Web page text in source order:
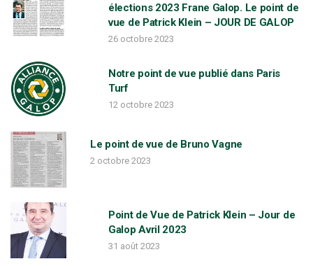
a
o
élections 2023 Frane Galop. Le point de
vue de Patrick Klein – JOUR DE GALOP
26 octobre 2023
Notre point de vue publié dans Paris
Turf
12 octobre 2023
Le point de vue de Bruno Vagne
2 octobre 2023
Point de Vue de Patrick Klein – Jour de
Galop Avril 2023
31 août 2023